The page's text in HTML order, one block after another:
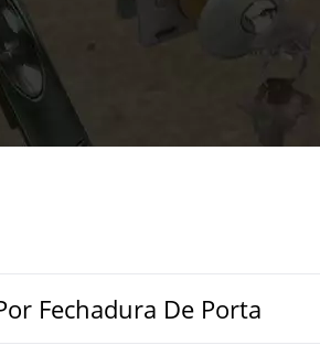
Fechadura De Porta